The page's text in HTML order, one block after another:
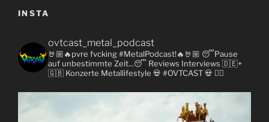
INSTA
ovtcast_metal_podcast
🤘🏼🔥pvre fvcking #MetalPodcast!🔥🤘🏼 😴Pause
auf unbestimmte Zeit...😴 Reviews Interviews 🇩🇪+
🇬🇧 Konzerte Metallifestyle 💀 #OVTCAST 💀 👇🏼